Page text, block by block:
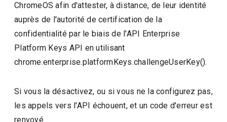
ChromeOS afin d'attester, à distance, de leur identité
auprès de l'autorité de certification de la
confidentialité par le biais de l'API Enterprise
Platform Keys API en utilisant
chrome.enterprise.platformKeys.challengeUserKey().
Si vous la désactivez, ou si vous ne la configurez pas,
les appels vers l'API échouent, et un code d'erreur est
renvoyé.